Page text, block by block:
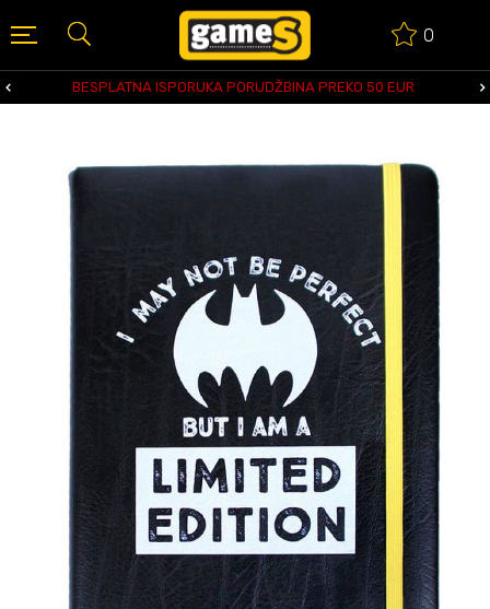
0
BESPLATNA ISPORUKA PORUDŽBINA PREKO 50 EUR